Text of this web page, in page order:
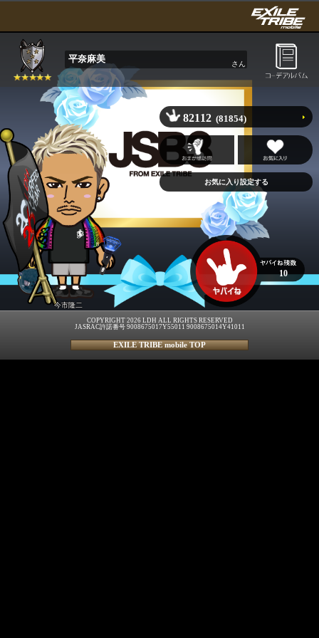
平奈麻美 さん
今市隆二
82112 (81854)
10
COPYRIGHT 2026 LDH ALL RIGHTS RESERVED
JASRAC許諾番号 9008675017Y55011 9008675014Y41011
EXILE TRIBE mobile TOP